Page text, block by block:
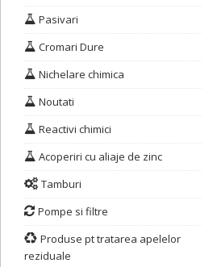
Pasivari
Cromari Dure
Nichelare chimica
Noutati
Reactivi chimici
Acoperiri cu aliaje de zinc
Tamburi
Pompe si filtre
Produse pt tratarea apelelor
reziduale